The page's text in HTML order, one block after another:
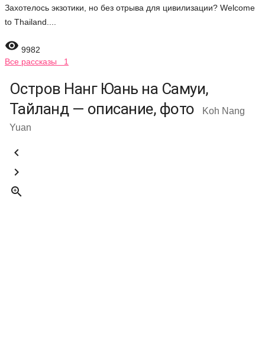
Захотелось экзотики, но без отрыва для цивилизации? Welcome
to Thailand....
 9982
Все рассказы 1
Остров Нанг Юань на Самуи,
Тайланд — описание, фото
Koh Nang
Yuan


